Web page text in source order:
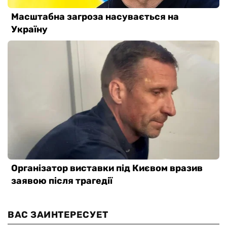
ВАС ЗАИНТЕРЕСУЕТ